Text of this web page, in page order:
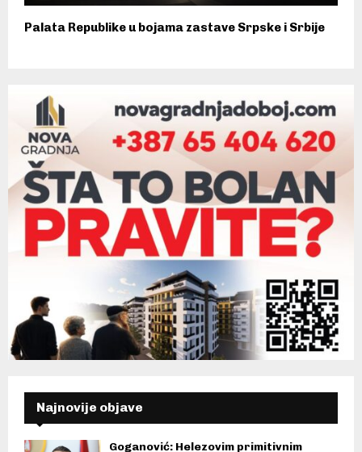
Palata Republike u bojama zastave Srpske i Srbije
Najnovije objave
Goganović: Helezovim primitivnim